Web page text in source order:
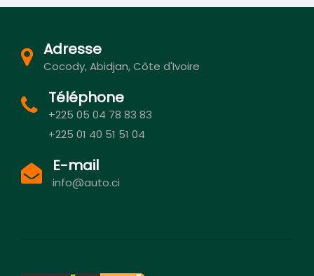
Adresse
Cocody, Abidjan, Côte d'Ivoire
Téléphone
+225 05 04 78 83 83
+225 01 40 51 51 04
E-mail
info@auto.ci